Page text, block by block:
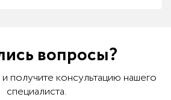
вопросы?
получите консультацию нашего
специалиста.